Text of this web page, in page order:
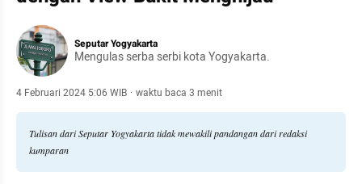
Seputar Yogyakarta
Mengulas serba serbi kota Yogyakarta.
4 Februari 2024 5:06 WIB · waktu baca 3 menit
Tulisan dari Seputar Yogyakarta tidak mewakili pandangan dari redaksi
kumparan